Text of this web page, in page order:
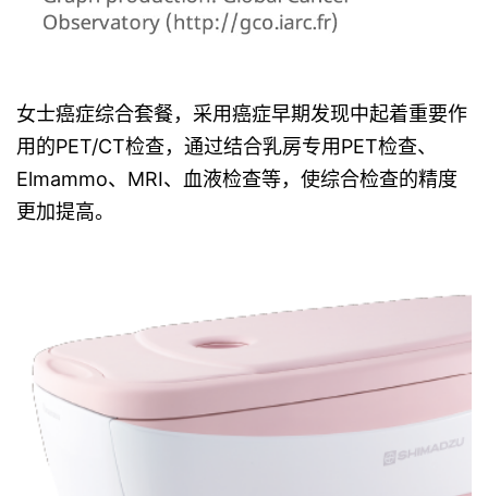
女士癌症综合套餐，采用癌症早期发现中起着重要作
用的PET/CT检查，通过结合乳房专用PET检查、
Elmammo、MRI、血液检查等，使综合检查的精度
更加提高。